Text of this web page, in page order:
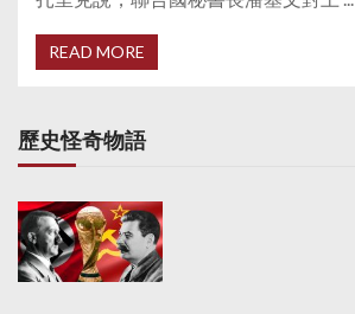
READ MORE
歷史怪奇物語